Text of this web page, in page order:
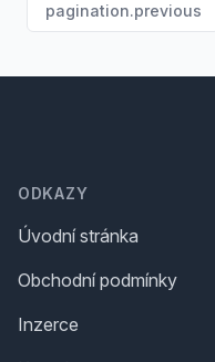
pagination.previous
ODKAZY
Úvodní stránka
Obchodní podmínky
Inzerce